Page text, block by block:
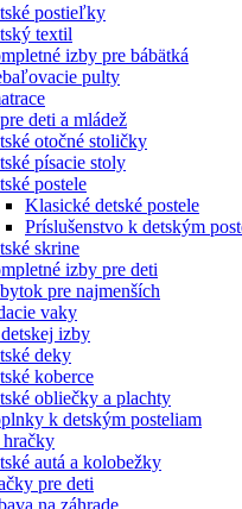
postieľky
textil
izby pre bábätká
pulty
deti a mládež
otočné stoličky
písacie stoly
postele
Klasické detské postele
Príslušenstvo k detským
skrine
izby pre deti
pre najmenších
vaky
izby
deky
koberce
obliečky a plachty
k detským posteliam
hračky
autá a kolobežky
pre deti
na záhrade